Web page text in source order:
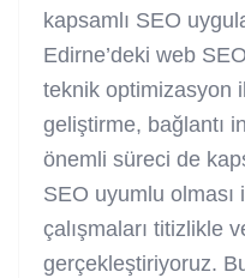
kapsamlı SEO
Edirne’deki web
teknik optimizasyon
geliştirme, bağlantı
önemli süreci de
SEO uyumlu olması
çalışmaları titizlikle
gerçekleştiriyoruz.